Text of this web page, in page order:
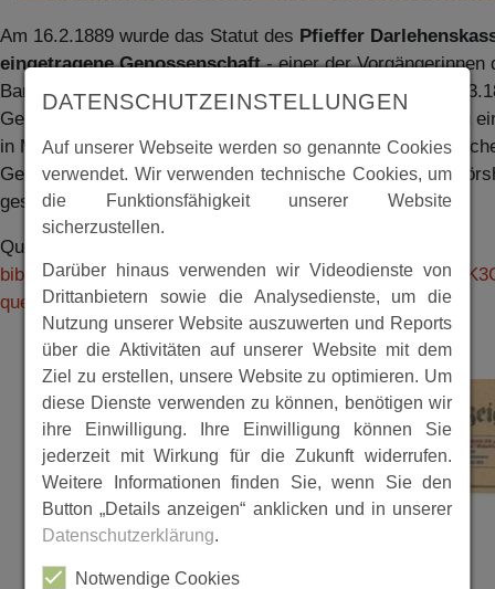
Am 16.2.1889 wurde das Statut des Pfieffer
eingetragene Genossenschaft- einer der Vorgängerinnen
Bank Spangenberg-Morschen eG - errichtet und am
Genossenschaftsregister des Amtsgerichts Spangenberg
in Mörshausen efolgte später die Gründung einer
Genossenschaft. Hierüber gibt es unter der Rubrik für
gesonderten Eintrag.
Quelle:
bibliothek.de/newspaper/item/
query=Pfieffe&issuepage=1
DATENSCHUTZEINSTELLUNGEN
Auf unserer Webseite werden so genannte Cookies
verwendet. Wir verwenden technische Cookies, um
die Funktionsfähigkeit unserer Website
sicherzustellen.
Darüber hinaus verwenden wir Videodienste von
Drittanbietern sowie die Analysedienste, um die
Nutzung unserer Website auszuwerten und Reports
über die Aktivitäten auf unserer Website mit dem
Ziel zu erstellen, unsere Website zu optimieren. Um
diese Dienste verwenden zu können, benötigen wir
ihre Einwilligung. Ihre Einwilligung können Sie
jederzeit mit Wirkung für die Zukunft widerrufen.
Weitere Informationen finden Sie, wenn Sie den
Button „Details anzeigen“ anklicken und in unserer
Datenschutzerklärung.
Notwendige Cookies